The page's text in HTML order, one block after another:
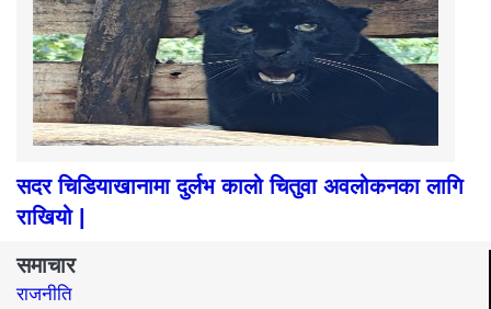
सदर चिडियाखानामा दुर्लभ कालो चितुवा अवलोकनका लागि
राखियो |
समाचार
राजनीति